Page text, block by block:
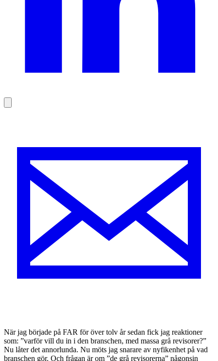
När jag började på FAR för över tolv år sedan fick jag reaktioner
som: ”varför vill du in i den branschen, med massa grå revisorer?”
Nu låter det annorlunda. Nu möts jag snarare av nyfikenhet på vad
branschen gör. Och frågan är om ”de grå revisorerna” någonsin